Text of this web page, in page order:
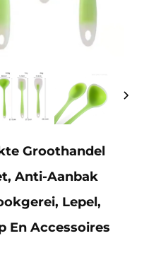
Groothandel
Anti-Aanbak
Lepel,
En Accessoires